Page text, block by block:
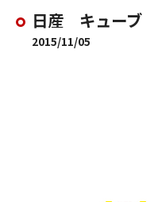
日産 キューブ
2015/11/05